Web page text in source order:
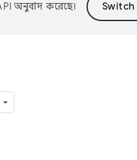
অনুবাদ করেছে।